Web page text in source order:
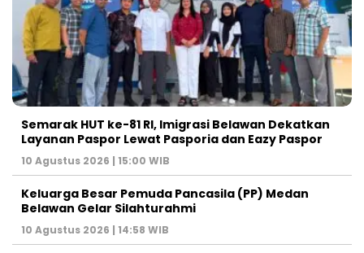
Semarak HUT ke-81 RI, Imigrasi Belawan Dekatkan
Layanan Paspor Lewat Pasporia dan Eazy Paspor
10 Agustus 2026 | 15:00 WIB
Keluarga Besar Pemuda Pancasila (PP) Medan
Belawan Gelar Silahturahmi
10 Agustus 2026 | 14:58 WIB